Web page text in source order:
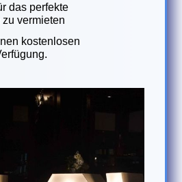
das perfekte
vermieten
kostenlosen